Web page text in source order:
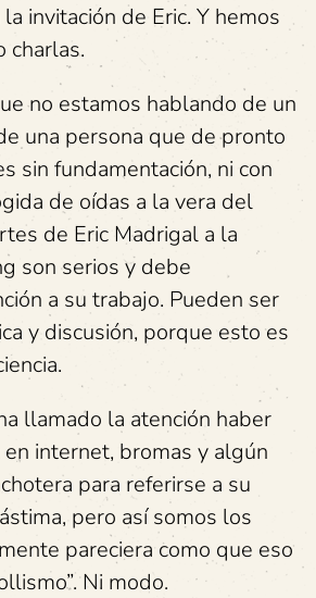
invitación de Eric. Y hemos
charlas.
no estamos hablando de un
una persona que de pronto
sin fundamentación, ni con
de oídas a la vera del
de Eric Madrigal a la
son serios y debe
a su trabajo. Pueden ser
y discusión, porque esto es
llamado la atención haber
internet, bromas y algún
para referirse a su
pero así somos los
pareciera como que eso
Ni modo.